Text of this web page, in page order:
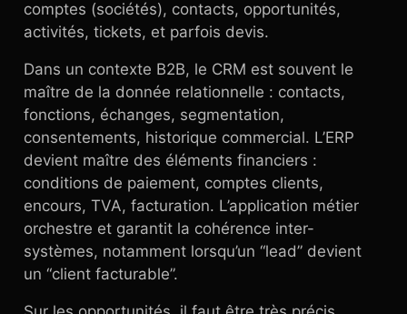
comptes (sociétés), contacts, opportunités,
activités, tickets, et parfois devis.
Dans un contexte B2B, le CRM est souvent le
maître de la donnée relationnelle : contacts,
fonctions, échanges, segmentation,
consentements, historique commercial. L’ERP
devient maître des éléments financiers :
conditions de paiement, comptes clients,
encours, TVA, facturation. L’application métier
orchestre et garantit la cohérence inter-
systèmes, notamment lorsqu’un “lead” devient
un “client facturable”.